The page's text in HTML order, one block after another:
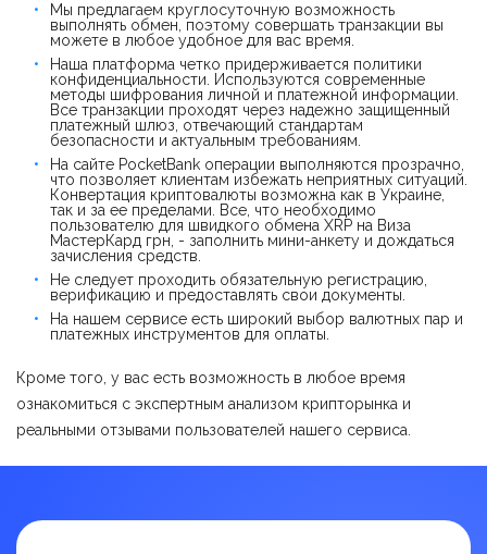
Мы предлагаем круглосуточную возможность
выполнять обмен, поэтому совершать транзакции вы
можете в любое удобное для вас время.
Наша платформа четко придерживается политики
конфиденциальности. Используются современные
методы шифрования личной и платежной информации.
Все транзакции проходят через надежно защищенный
платежный шлюз, отвечающий стандартам
безопасности и актуальным требованиям.
На сайте PocketBank операции выполняются прозрачно,
что позволяет клиентам избежать неприятных ситуаций.
Конвертация криптовалюты возможна как в Украине,
так и за ее пределами. Все, что необходимо
пользователю для швидкого обмена XRP на Виза
МастерКард грн, - заполнить мини-анкету и дождаться
зачисления средств.
Не следует проходить обязательную регистрацию,
верификацию и предоставлять свои документы.
На нашем сервисе есть широкий выбор валютных пар и
платежных инструментов для оплаты.
Кроме того, у вас есть возможность в любое время
ознакомиться с экспертным анализом крипторынка и
реальными отзывами пользователей нашего сервиса.